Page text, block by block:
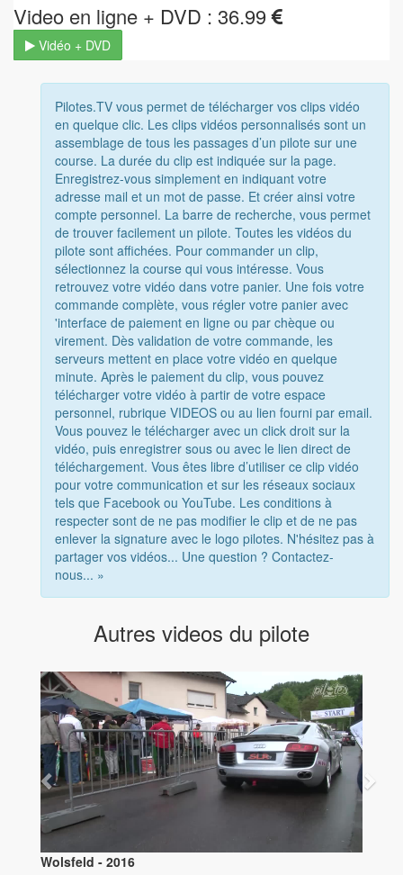
Video en ligne + DVD : 36.99
Vidéo + DVD
Pilotes.TV vous permet de télécharger vos clips vidéo
en quelque clic. Les clips vidéos personnalisés sont un
assemblage de tous les passages d’un pilote sur une
course. La durée du clip est indiquée sur la page.
Enregistrez-vous simplement en indiquant votre
adresse mail et un mot de passe. Et créer ainsi votre
compte personnel. La barre de recherche, vous permet
de trouver facilement un pilote. Toutes les vidéos du
pilote sont affichées. Pour commander un clip,
sélectionnez la course qui vous intéresse. Vous
retrouvez votre vidéo dans votre panier. Une fois votre
commande complète, vous régler votre panier avec
'interface de paiement en ligne ou par chèque ou
virement. Dès validation de votre commande, les
serveurs mettent en place votre vidéo en quelque
minute. Après le paiement du clip, vous pouvez
télécharger votre vidéo à partir de votre espace
personnel, rubrique VIDEOS ou au lien fourni par email.
Vous pouvez le télécharger avec un click droit sur la
vidéo, puis enregistrer sous ou avec le lien direct de
téléchargement. Vous êtes libre d’utiliser ce clip vidéo
pour votre communication et sur les réseaux sociaux
tels que Facebook ou YouTube. Les conditions à
respecter sont de ne pas modifier le clip et de ne pas
enlever la signature avec le logo pilotes. N'hésitez pas à
partager vos vidéos... Une question ? Contactez-
nous... »
Autres videos du pilote
Wolsfeld - 2016